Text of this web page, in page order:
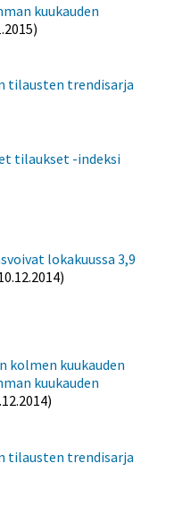
kuukauden
tilausten trendisarja
tilaukset -indeksi
lokakuussa 3,9
kolmen kuukauden
kuukauden
tilausten trendisarja